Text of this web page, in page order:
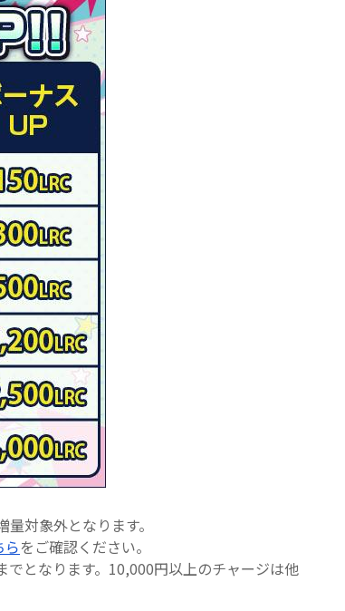
対象外となります。
らをご確認ください。
となります。10,000円以上のチャージは他